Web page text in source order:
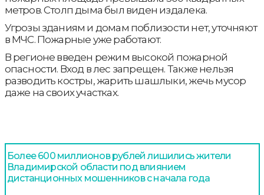
метров. Столп дыма был виден издалека.
Угрозы зданиям и домам поблизости нет, уточняют
в МЧС. Пожарные уже работают.
В регионе введен режим высокой пожарной
опасности. Вход в лес запрещен. Также нельзя
разводить костры, жарить шашлыки, жечь мусор
даже на своих участках.
Более 600 миллионов рублей лишились жители
Владимирской области под влиянием
дистанционных мошенников с начала года